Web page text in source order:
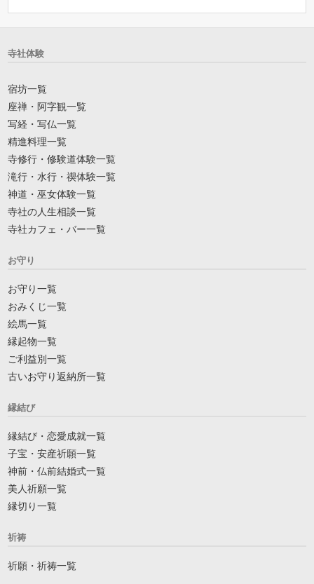
寺社体験
宿坊一覧
座禅・阿字観一覧
写経・写仏一覧
精進料理一覧
寺修行・修験道体験一覧
滝行・水行・禊体験一覧
神道・巫女体験一覧
寺社の人生相談一覧
寺社カフェ・バー一覧
お守り
お守り一覧
おみくじ一覧
絵馬一覧
縁起物一覧
ご利益別一覧
古いお守り返納所一覧
縁結び
縁結び・恋愛成就一覧
子宝・安産祈願一覧
神前・仏前結婚式一覧
美人祈願一覧
縁切り一覧
祈祷
祈願・祈祷一覧